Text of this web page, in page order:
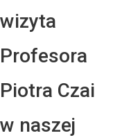
wizyta
Profesora
Piotra Czai
w naszej